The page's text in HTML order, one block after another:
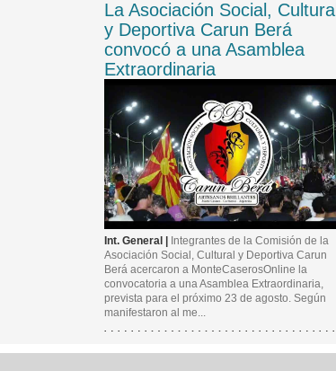
La Asociación Social, Cultural
y Deportiva Carun Berá
convocó a una Asamblea
Extraordinaria
Int. General |
Integrantes de la Comisión de la
Asociación Social, Cultural y Deportiva Carun
Berá acercaron a MonteCaserosOnline la
convocatoria a una Asamblea Extraordinaria,
prevista para el próximo 23 de agosto. Según
manifestaron al me...